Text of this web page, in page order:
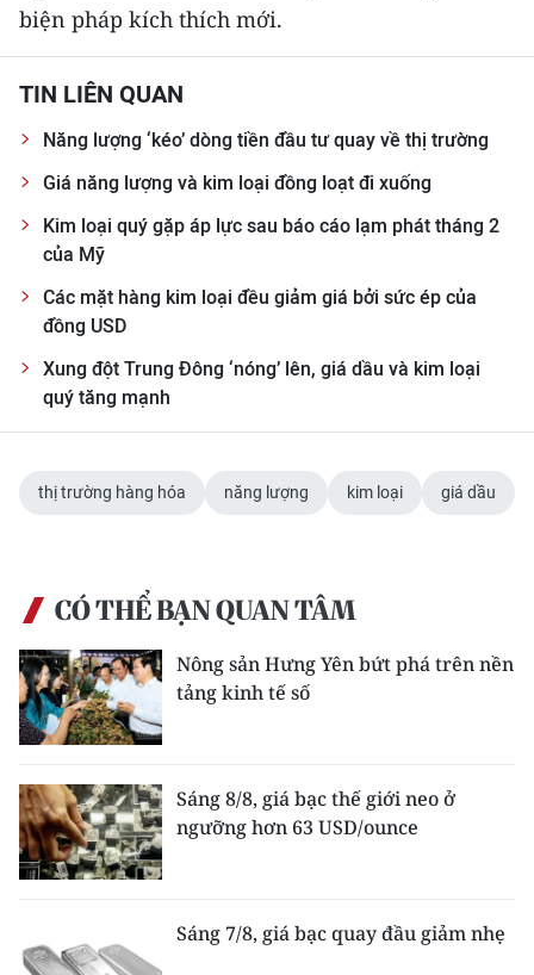
biện pháp kích thích mới.
TIN LIÊN QUAN
Năng lượng ‘kéo’ dòng tiền đầu tư quay về thị trường
Giá năng lượng và kim loại đồng loạt đi xuống
Kim loại quý gặp áp lực sau báo cáo lạm phát tháng 2
của Mỹ
Các mặt hàng kim loại đều giảm giá bởi sức ép của
đồng USD
Xung đột Trung Đông ‘nóng’ lên, giá dầu và kim loại
quý tăng mạnh
thị trường hàng hóa năng lượng kim loại giá dầu
CÓ THỂ BẠN QUAN TÂM
Nông sản Hưng Yên bứt phá trên nền
tảng kinh tế số
Sáng 8/8, giá bạc thế giới neo ở
ngưỡng hơn 63 USD/ounce
Sáng 7/8, giá bạc quay đầu giảm nhẹ